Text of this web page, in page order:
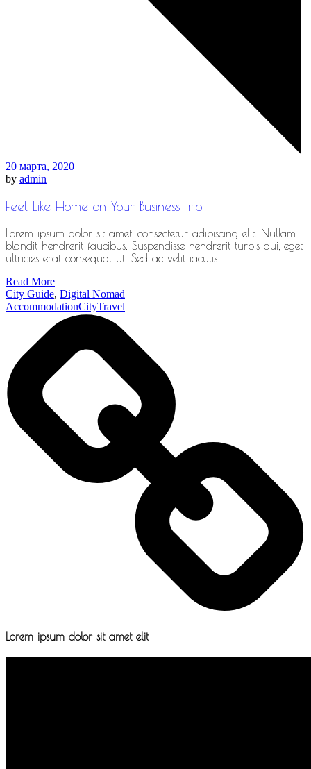
20 марта, 2020
by admin
Feel Like Home on Your Business Trip
Lorem ipsum dolor sit amet, consectetur adipiscing elit. Nullam
blandit hendrerit faucibus. Suspendisse hendrerit turpis dui, eget
ultricies erat consequat ut. Sed ac velit iaculis
Read More
City Guide, Digital Nomad
AccommodationCityTravel
Lorem ipsum dolor sit amet elit